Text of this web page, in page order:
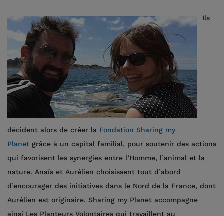
Ils
décident alors de créer la Fondation Sharing my
Planet grâce à un capital familial, pour soutenir des actions
qui favorisent les synergies entre l’Homme, l’animal et la
nature. Anaïs et Aurélien choisissent tout d’abord
d’encourager des initiatives dans le Nord de la France, dont
Aurélien est originaire. Sharing my Planet accompagne
ainsi Les Planteurs Volontaires qui travaillent au